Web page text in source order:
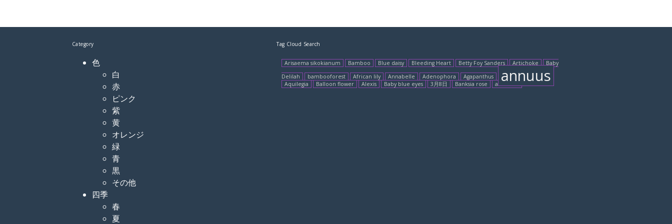
Category
色
白
赤
ピンク
紫
黄
オレンジ
緑
青
黒
その他
四季
春
夏
Tag Cloud Search
Arisaema sikokianum Bamboo Blue daisy Bleeding Heart Betty Foy Sanders Artichoke
Baby
Delilah
bambooforest African lily Annabelle Adenophora Agapanthus annuus
Aquilegia Balloon flower Alexis Baby blue eyes 3月8日 Banksia rose accolade